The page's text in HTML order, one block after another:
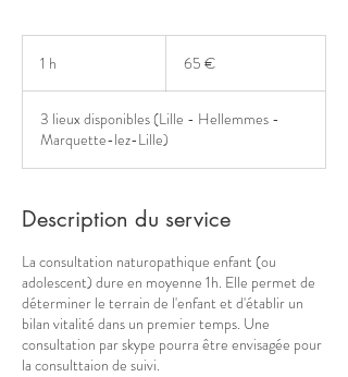
1 h 65 €
3 lieux disponibles (Lille - Hellemmes -
Marquette-lez-Lille)
Description du service
La consultation naturopathique enfant (ou
adolescent) dure en moyenne 1h. Elle permet de
déterminer le terrain de l'enfant et d'établir un
bilan vitalité dans un premier temps. Une
consultation par skype pourra être envisagée pour
la consulttaion de suivi.